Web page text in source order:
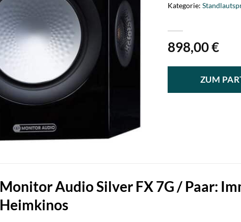
898,00€
ZUM
Kategorie:
Monitor Audio Silver FX 7G / Paar:
Heimkinos